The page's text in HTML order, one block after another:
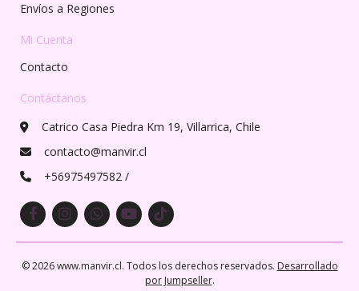
Envíos a Regiones
Mi Cuenta
Contacto
Contáctanos
Catrico Casa Piedra Km 19, Villarrica, Chile
contacto@manvir.cl
+56975497582 /
© 2026 www.manvir.cl. Todos los derechos reservados. Desarrollado
por Jumpseller.